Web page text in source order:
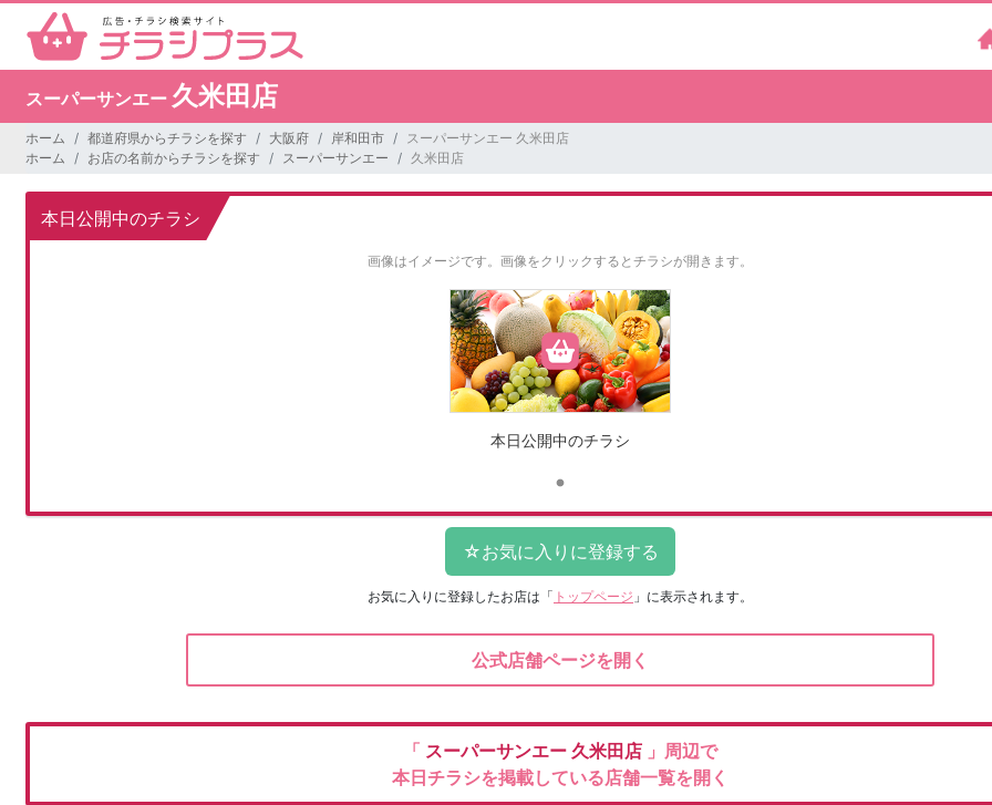
スーパーサンエー 久米田店
ホーム 都道府県からチラシを探す 大阪府 岸和田市
スーパーサンエー 久米田店
ホーム
お店の名前からチラシを探す スーパーサンエー 久米田店
本日公開中のチラシ
画像はイメージです。 画像をクリックするとチラシが開きます。
本日公開中のチラシ
お気に入りに登録したお店は 「 トップページ 」に表示されます。
公式店舗ページを開く
「 スーパーサンエー 久米田店 」周辺で
本日チラシを掲載している店舗一覧を開く